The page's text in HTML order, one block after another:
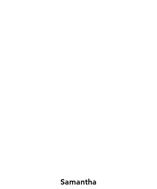
Samantha